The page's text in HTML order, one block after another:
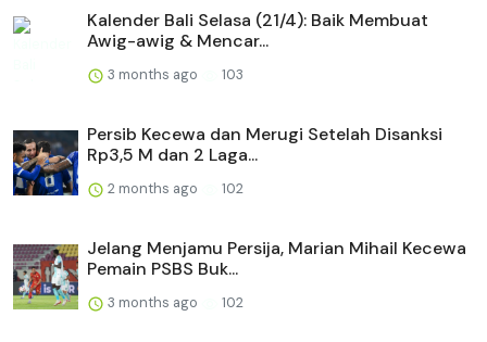
Kalender Bali Selasa (21/4): Baik Membuat
Awig-awig & Mencar...
3 months ago 103
Persib Kecewa dan Merugi Setelah Disanksi
Rp3,5 M dan 2 Laga...
2 months ago 102
Jelang Menjamu Persija, Marian Mihail Kecewa
Pemain PSBS Buk...
3 months ago 102